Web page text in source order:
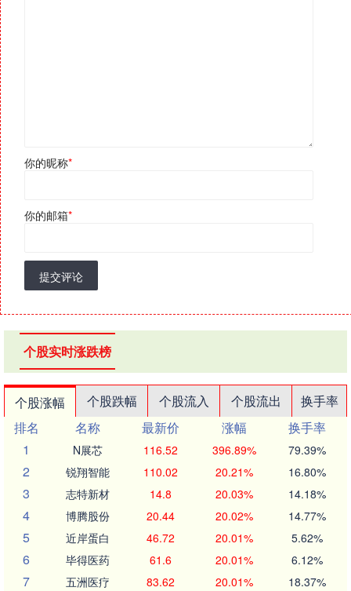
你的昵称*
你的邮箱*
提交评论
个股实时涨跌榜
个股涨幅 个股跌幅 个股流入 个股流出
换手率
排名
名称 最新价 涨幅
换手率
1
N展芯 116.52 396.89% 79.39%
2 锐翔智能 110.02 20.21% 16.80%
3 志特新材 14.8 20.03% 14.18%
4 博腾股份 20.44 20.02% 14.77%
5 近岸蛋白 46.72 20.01% 5.62%
6 毕得医药 61.6 20.01% 6.12%
7 五洲医疗 83.62 20.01% 18.37%